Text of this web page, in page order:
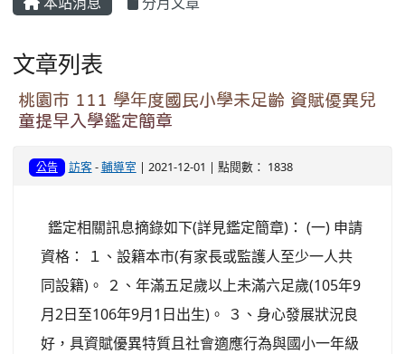
文章列表
桃園市 111 學年度國民小學未足齡 資賦優異兒
童提早入學鑑定簡章
公告 訪客-輔導室 | 2021-12-01 | 點閱數： 1838
鑑定相關訊息摘錄如下(詳見鑑定簡章)： (一) 申請
資格： １、設籍本市(有家長或監護人至少一人共
同設籍)。 ２、年滿五足歲以上未滿六足歲(105年9
月2日至106年9月1日出生)。 ３、身心發展狀況良
好，具資賦優異特質且社會適應行為與國小一年級